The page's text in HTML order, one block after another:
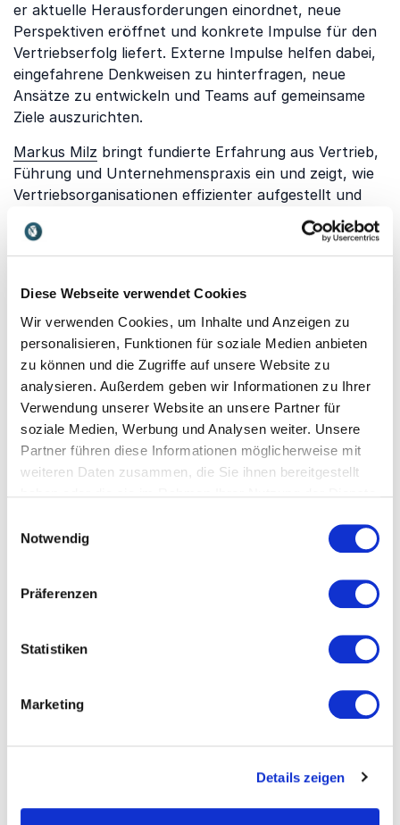
Diese Webseite verwendet Cookies
Wir verwenden Cookies, um Inhalte und Anzeigen zu
personalisieren, Funktionen für soziale Medien anbieten
zu können und die Zugriffe auf unsere Website zu
analysieren. Außerdem geben wir Informationen zu Ihrer
Verwendung unserer Website an unsere Partner für
soziale Medien, Werbung und Analysen weiter. Unsere
Partner führen diese Informationen möglicherweise mit
weiteren Daten zusammen, die Sie ihnen bereitgestellt
Notwendig
Präferenzen
Statistiken
Marketing
Details zeigen
er aktuelle Herausforderungen einordnet, neue
Perspektiven eröffnet und konkrete Impulse für den
Vertriebserfolg liefert. Externe Impulse helfen dabei,
eingefahrene Denkweisen zu hinterfragen, neue
Ansätze zu entwickeln und Teams auf gemeinsame
Ziele auszurichten.
Markus Milz bringt fundierte Erfahrung aus Vertrieb,
Führung und Unternehmenspraxis ein und zeigt, wie
Vertriebsorganisationen effizienter aufgestellt und
nachhaltig erfolgreich gemacht werden können.
Martin Limbeck
setzt klare und direkte Impulse rund
um Verkauf, Abschlussstärke und Kundenorientierung
konsequent zu steigern.Katrin Gugl
praxisnahen Ansätzen zu Kommunikation,
Verkaufspsychologie und authentischem Auftreten
und unterstützt dabei, Kundenbeziehungen gezielt
aufzubauen und zu stärken.
Die Investition in einen hochwertigen Vortrag lohnt
sich deshalb langfristig, weil sie die Qualität des
Vertriebsmeetings deutlich erhöht. Sie fördern
Vertrieb. So wird Ihr nationales Vertriebsmeeting
nicht nur informativ, sondern auch nachhaltig
Weitere relevante Anlässe
Strategietag
Führungskonferenz